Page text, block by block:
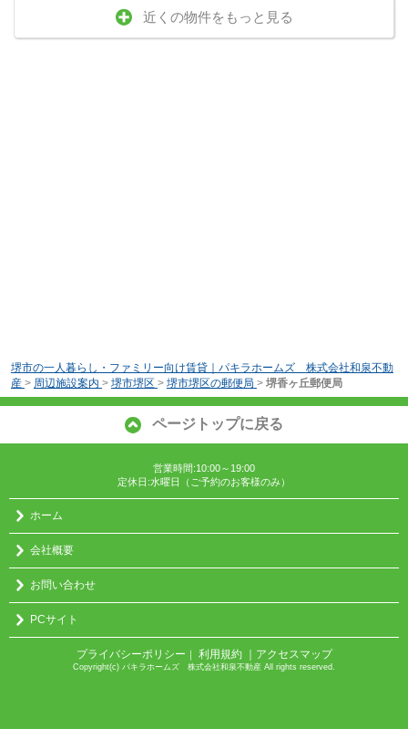
近くの物件をもっと見る
堺市の一人暮らし・ファミリー向け賃貸｜パキラホームズ 株式会社和泉不動
産 > 周辺施設案内 > 堺市堺区 > 堺市堺区の郵便局 > 堺香ヶ丘郵便局
ページトップに戻る
営業時間:10:00～19:00
定休日:水曜日（ご予約のお客様のみ）
ホーム
会社概要
お問い合わせ
PCサイト
プライバシーポリシー ｜ 利用規約 ｜アクセスマップ
Copyright(c) パキラホームズ 株式会社和泉不動産 All rights reserved.